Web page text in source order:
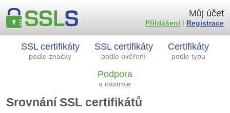
SSL certifikáty
podle značky
SSL certifikáty
podle ověření
Certifikáty
podle typu
Podpora
a nástroje
Můj účet
Přihlášení| Registrace
Srovnání SSL certifikátů